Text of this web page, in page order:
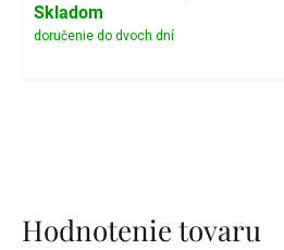
Skladom
Hodnotenie tovaru